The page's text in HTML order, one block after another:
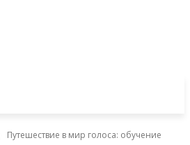
Путешествие в мир голоса: обучение